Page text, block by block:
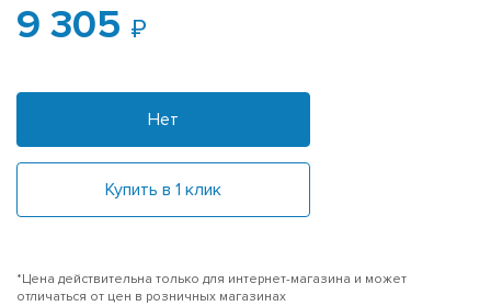
9 305
Нет
Купить в 1 клик
*Цена действительна только для интернет-магазина и может
отличаться от цен в розничных магазинах